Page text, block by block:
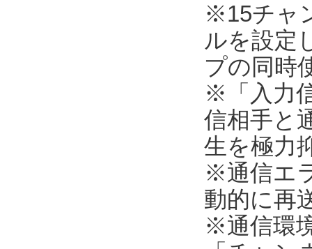
※15チャ
ルを設定
プの同時
※「入力
信相手と
生を極力
※通信エ
動的に再
※通信環